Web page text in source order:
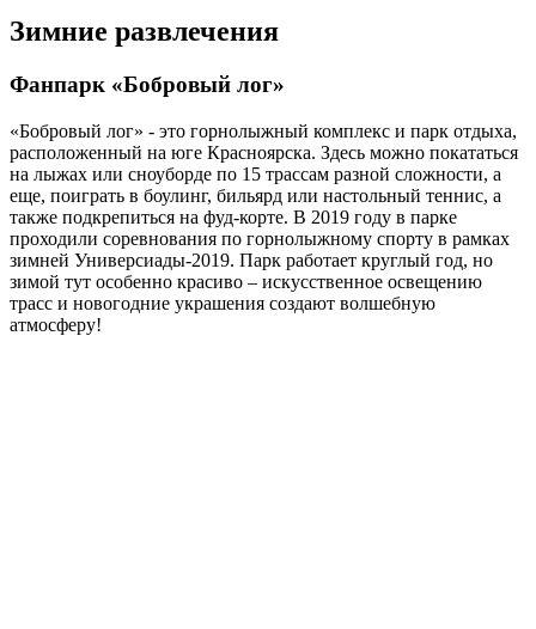
Зимние развлечения
Фанпарк «Бобровый лог»
«Бобровый лог» - это горнолыжный комплекс и парк отдыха,
расположенный на юге Красноярска. Здесь можно покататься
на лыжах или сноуборде по 15 трассам разной сложности, а
еще, поиграть в боулинг, бильярд или настольный теннис, а
также подкрепиться на фуд-корте. В 2019 году в парке
проходили соревнования по горнолыжному спорту в рамках
зимней Универсиады-2019. Парк работает круглый год, но
зимой тут особенно красиво – искусственное освещению
трасс и новогодние украшения создают волшебную
атмосферу!